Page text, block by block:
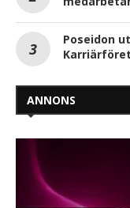
Poseidon
ANNONS